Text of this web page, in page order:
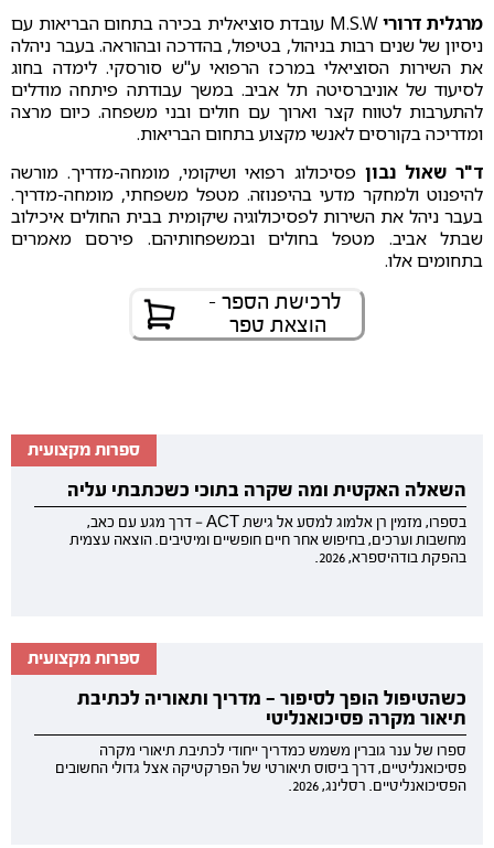
מרגלית דרורי
M.S.W עובדת סוציאלית בכירה בתחום הבריאות עם
ניסיון של שנים רבות בניהול, בטיפול, בהדרכה ובהוראה. בעבר ניהלה
את השירות הסוציאלי במרכז הרפואי ע"ש סורסקי. לימדה בחוג
לסיעוד של אוניברסיטה תל אביב. במשך עבודתה פיתחה מודלים
להתערבות לטווח קצר וארוך עם חולים ובני משפחה. כיום מרצה
ומדריכה בקורסים לאנשי מקצוע בתחום הבריאות.
ד"ר שאול נבון פסיכולוג רפואי ושיקומי, מומחה-מדריך. מורשה
להיפנוט ולמחקר מדעי בהיפנוזה. מטפל משפחתי, מומחה-מדריך.
בעבר ניהל את השירות לפסיכולוגיה שיקומית בבית החולים איכילוב
שבתל אביב. מטפל בחולים ובמשפחותיהם. פירסם מאמרים
בתחומים אלו.
לרכישת הספר -
הוצאת טפר
ספרות מקצועית
השאלה האקטית ומה שקרה בתוכי כשכתבתי עליה
בספרו, מזמין רן אלמוג למסע אל גישת ACT — דרך מגע עם כאב,
מחשבות וערכים, בחיפוש אחר חיים חופשיים ומיטיבים. הוצאה עצמית
בהפקת בודהיספרא, 2026.
ספרות מקצועית
כשהטיפול הופך לסיפור — מדריך ותאוריה לכתיבת
תיאור מקרה פסיכואנליטי
ספרו של ענר גוברין משמש כמדריך ייחודי לכתיבת תיאורי מקרה
פסיכואנליטיים, דרך ביסוס תיאורטי של הפרקטיקה אצל גדולי החשובים
הפסיכואנליטיים. רסלינג, 2026.